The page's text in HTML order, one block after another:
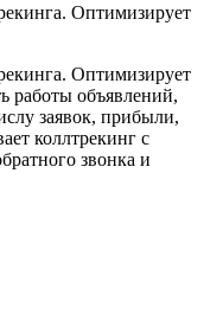
Оптимизирует
Оптимизирует
работы объявлений,
заявок, прибыли,
коллтрекинг с
звонка и